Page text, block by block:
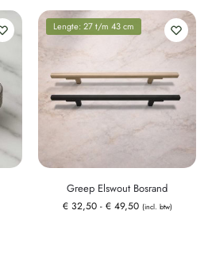
Lengte: 27 t/m 43 cm
Greep Elswout Bosrand
€32,50 - €49,50 (incl. btw)